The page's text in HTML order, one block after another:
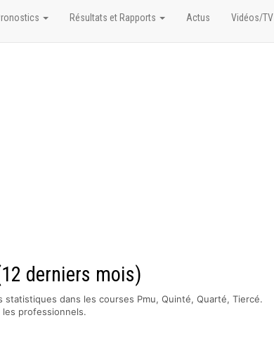
derniers mois)
statistiques dans les courses Pmu, Quinté, Quarté, Tiercé.
les professionnels.
Résultats et Rapports Actus Vidéos/TV